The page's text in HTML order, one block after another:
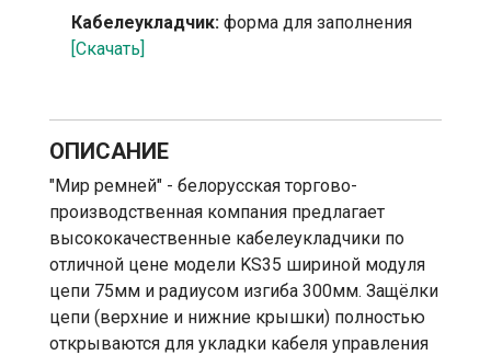
Кабелеукладчик: форма для заполнения
[Скачать]
ОПИСАНИЕ
"Мир ремней" - белорусская торгово-
производственная компания предлагает
высококачественные кабелеукладчики по
отличной цене модели KS35 шириной модуля
цепи 75мм и радиусом изгиба 300мм. Защёлки
цепи (верхние и нижние крышки) полностью
открываются для укладки кабеля управления